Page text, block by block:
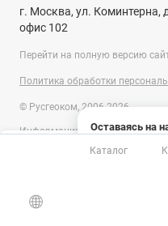
Оставаясь на
на
системами веб-
г. Москва, ул. Коминтерна,
офис 102
Перейти на полную версию
Политика обработки
© Русгеоком, 2006-2026
Информация на сайте носит
публичной офертой,
Гражданского кодекса
изменены производителем без
Уточняйте информацию у
Каталог